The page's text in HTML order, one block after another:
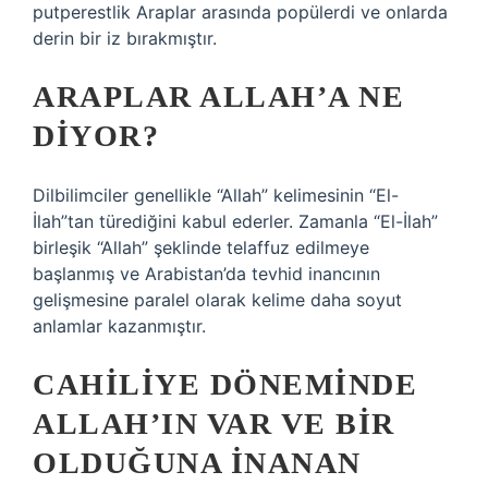
putperestlik Araplar arasında popülerdi ve onlarda
derin bir iz bırakmıştır.
ARAPLAR ALLAH’A NE
DIYOR?
Dilbilimciler genellikle “Allah” kelimesinin “El-
İlah”tan türediğini kabul ederler. Zamanla “El-İlah”
birleşik “Allah” şeklinde telaffuz edilmeye
başlanmış ve Arabistan’da tevhid inancının
gelişmesine paralel olarak kelime daha soyut
anlamlar kazanmıştır.
CAHILIYE DÖNEMINDE
ALLAH’IN VAR VE BIR
OLDUĞUNA INANAN